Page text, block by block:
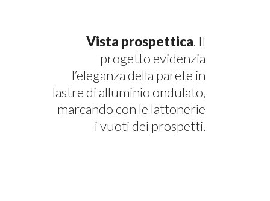
Vista prospettica. Il
progetto evidenzia
l’eleganza della parete in
lastre di alluminio ondulato,
marcando con le lattonerie
i vuoti dei prospetti.